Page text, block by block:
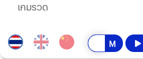
เกมรวด